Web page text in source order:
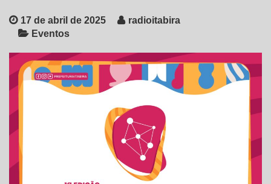
17 de abril de 2025
radioitabira
Eventos